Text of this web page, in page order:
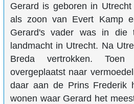
Gerard is geboren in
als zoon van Evert Kamp
Gerard's vader was in die
landmacht in Utrecht. Na
Breda vertrokken.
overgeplaatst naar
daar aan de Prins Frederik
wonen waar Gerard het